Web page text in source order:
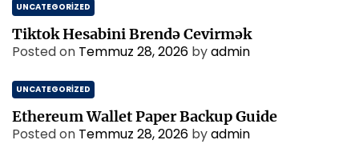
UNCATEGORIZED
Tiktok Hesabini Brendə Cevirmək
Posted on Temmuz 28, 2026 byadmin
UNCATEGORIZED
Ethereum Wallet Paper Backup Guide
Posted on Temmuz 28, 2026 byadmin